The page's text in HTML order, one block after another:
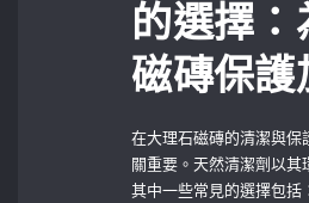
的選擇：
磁磚保護
在大理石磁磚的清潔與保
關重要。天然清潔劑以其
其中一些常見的選擇包括